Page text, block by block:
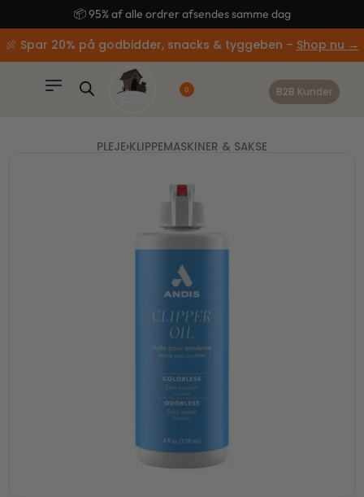
🚚 Gratis fragt ved køb over 499,-
🍖 Spar 20% på godbidder, snacks & tyggeben – Shop nu →
0 B2B Kunder
PLEJE›KLIPPEMASKINER & SAKSE